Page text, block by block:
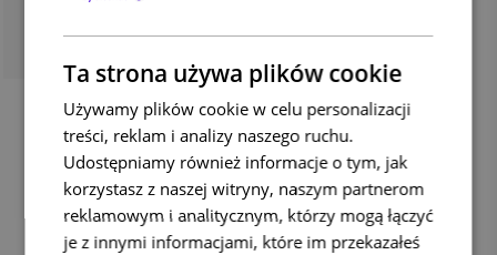
Zalety wysyłki palet na
platformie Apaczka.pl
Wszystkie rodzaje nośników
Europaleta (120 x 80 cm), półpaleta (60 x 80
cm), ćwierćpaleta (60 x 40 cm), paleta
przemysłowa (120 x 100 cm oraz 120 x 120 cm),
Ta strona używa plików cookie
Używamy plików cookie w celu personalizacji
treści, reklam i analizy naszego ruchu.
Udostępniamy również informacje o tym, jak
korzystasz z naszej witryny, naszym partnerom
reklamowym i analitycznym, którzy mogą łączyć
je z innymi informacjami, które im przekazałeś